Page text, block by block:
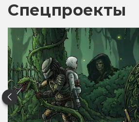
Спецпроекты